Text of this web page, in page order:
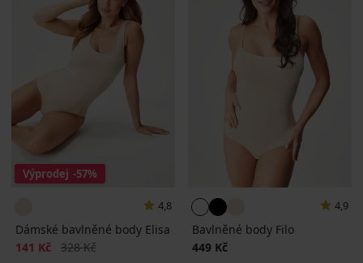
Výprodej -57%
4,8
Dámské bavlněné body Elisa
Sleva
141 Kč Původní cena
328 Kč
4,9
Bavlněné body Filo
449 Kč